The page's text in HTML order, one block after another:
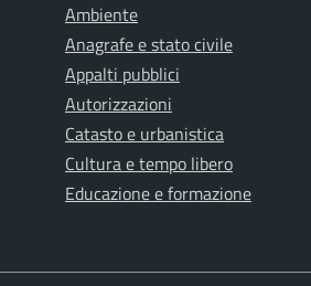
Ambiente
Anagrafe e stato civile
Appalti pubblici
Autorizzazioni
Catasto e urbanistica
Cultura e tempo libero
Educazione e formazione